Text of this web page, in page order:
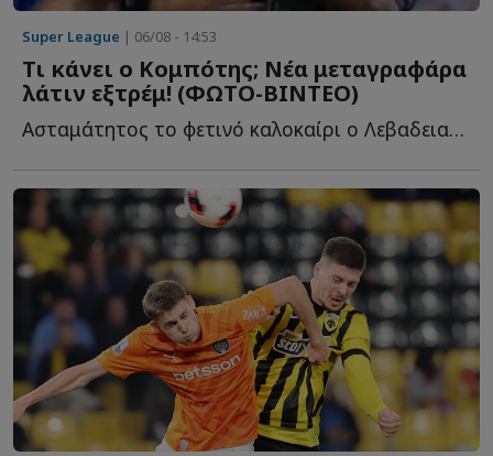
Super League | 06/08 - 14:53
Τι κάνει ο Κομπότης; Νέα μεταγραφάρα
λάτιν εξτρέμ! (ΦΩΤΟ-ΒΙΝΤΕΟ)
Ασταμάτητος το φετινό καλοκαίρι ο Λεβαδειακός, α...